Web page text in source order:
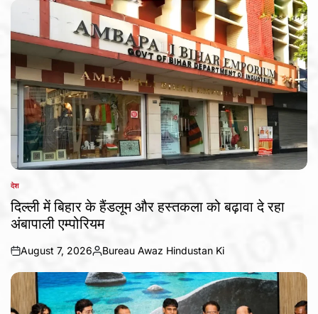
POSTED
IN
देश
दिल्ली में बिहार के हैंडलूम और हस्तकला को बढ़ावा दे रहा
अंबापाली एम्पोरियम
on
August 7, 2026
Posted
by
Bureau Awaz Hindustan Ki